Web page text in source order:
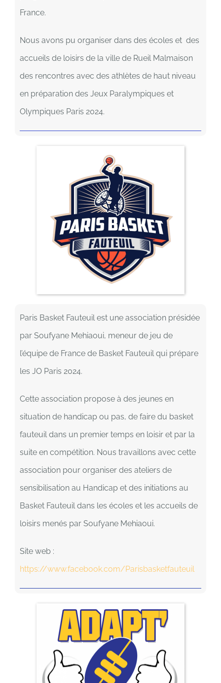
France.
Nous avons pu organiser dans des écoles et des
accueils de loisirs de la ville de Rueil Malmaison
des rencontres avec des athlètes de haut niveau
en préparation des Jeux Paralympiques et
Olympiques Paris 2024.
Paris Basket Fauteuil est une association présidée
par Soufyane Mehiaoui, meneur de jeu de
l’équipe de France de Basket Fauteuil qui prépare
les JO Paris 2024.
Cette association propose à des jeunes en
situation de handicap ou pas, de faire du basket
fauteuil dans un premier temps en loisir et par la
suite en compétition. Nous travaillons avec cette
association pour organiser des ateliers de
sensibilisation au Handicap et des initiations au
Basket Fauteuil dans les écoles et les accueils de
loisirs menés par Soufyane Mehiaoui.
Site web :
https://www.facebook.com/Parisbasketfauteuil